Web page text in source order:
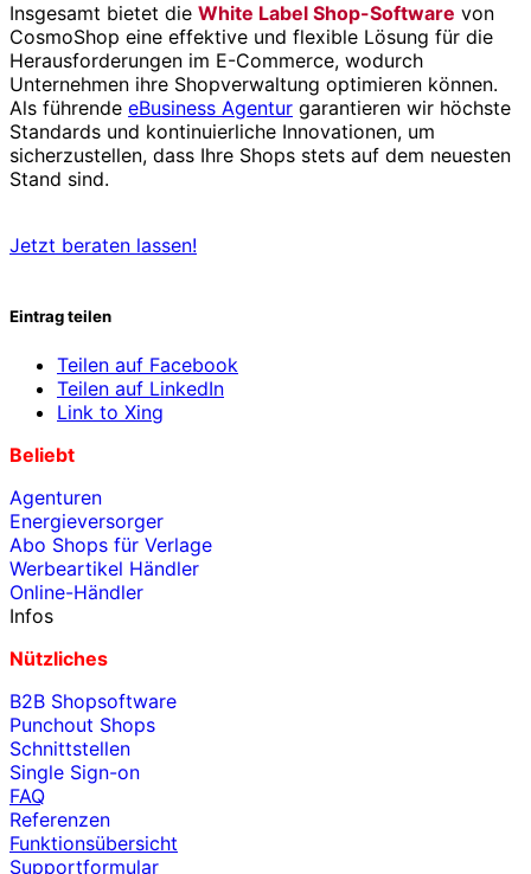
Insgesamt bietet die White Label Shop-Software von
CosmoShop eine effektive und flexible Lösung für die
Herausforderungen im E-Commerce, wodurch
Unternehmen ihre Shopverwaltung optimieren können.
Als führende eBusiness Agentur garantieren wir höchste
Standards und kontinuierliche Innovationen, um
sicherzustellen, dass Ihre Shops stets auf dem neuesten
Stand sind.
Jetzt beraten lassen!
Eintrag teilen
Teilen auf Facebook
Teilen auf LinkedIn
Link to Xing
Beliebt
Agenturen
Energieversorger
Abo Shops für Verlage
Werbeartikel Händler
Online-Händler
Infos
Nützliches
B2B Shopsoftware
Punchout Shops
Schnittstellen
Single Sign-on
FAQ
Referenzen
Funktionsübersicht
Supportformular